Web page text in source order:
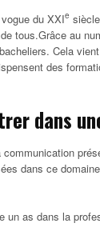
du XXIe
tous.Grâce au
Cela
des
dans
dans ce
un as dans la